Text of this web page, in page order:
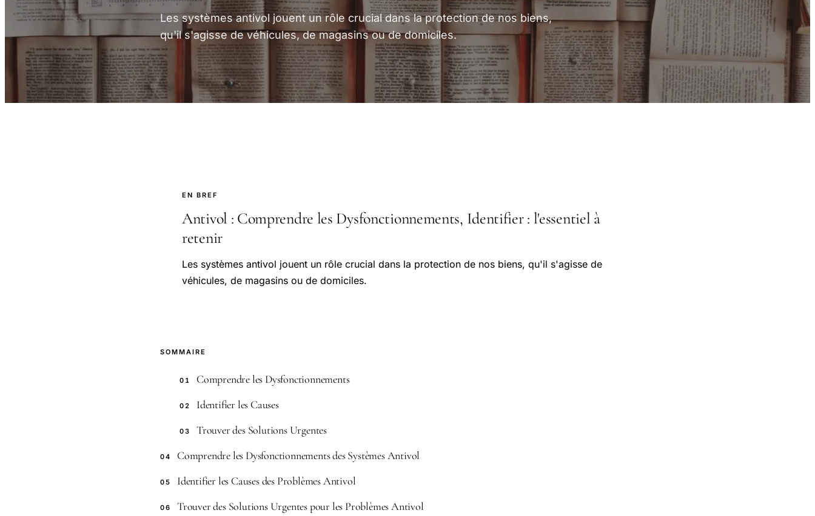
Les systèmes antivol jouent un rôle crucial dans la protection de nos biens,
qu'il s'agisse de véhicules, de magasins ou de domiciles.
EN BREF
Antivol : Comprendre les Dysfonctionnements, Identifier : l'essentiel à
retenir
Les systèmes antivol jouent un rôle crucial dans la protection de nos biens, qu'il s'agisse de
véhicules, de magasins ou de domiciles.
SOMMAIRE
01 Comprendre les Dysfonctionnements
02 Identifier les Causes
03 Trouver des Solutions Urgentes
04 Comprendre les Dysfonctionnements des Systèmes Antivol
05 Identifier les Causes des Problèmes Antivol
06 Trouver des Solutions Urgentes pour les Problèmes Antivol